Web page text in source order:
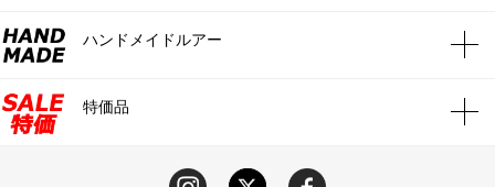
ハンドメイドルアー
特価品